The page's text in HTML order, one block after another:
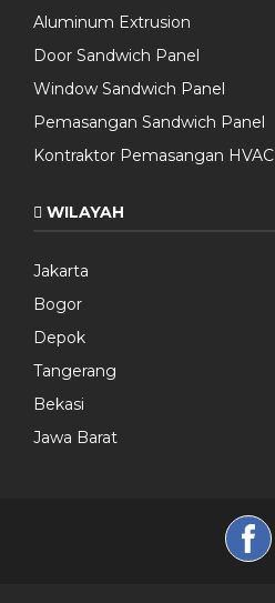
Aluminum Extrusion
Door Sandwich Panel
Window Sandwich Panel
Pemasangan Sandwich Panel
Kontraktor Pemasangan HVAC
WILAYAH
Jakarta
Bogor
Depok
Tangerang
Bekasi
Jawa Barat